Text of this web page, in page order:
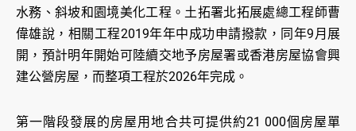
水務、斜坡和園境美化工程。土拓署北拓展處總工程師曹
偉雄說，相關工程2019年年中成功申請撥款，同年9月展
開，預計明年開始可陸續交地予房屋署或香港房屋協會興
建公營房屋，而整項工程於2026年完成。
第一階段發展的房屋用地合共可提供約21 000個房屋單